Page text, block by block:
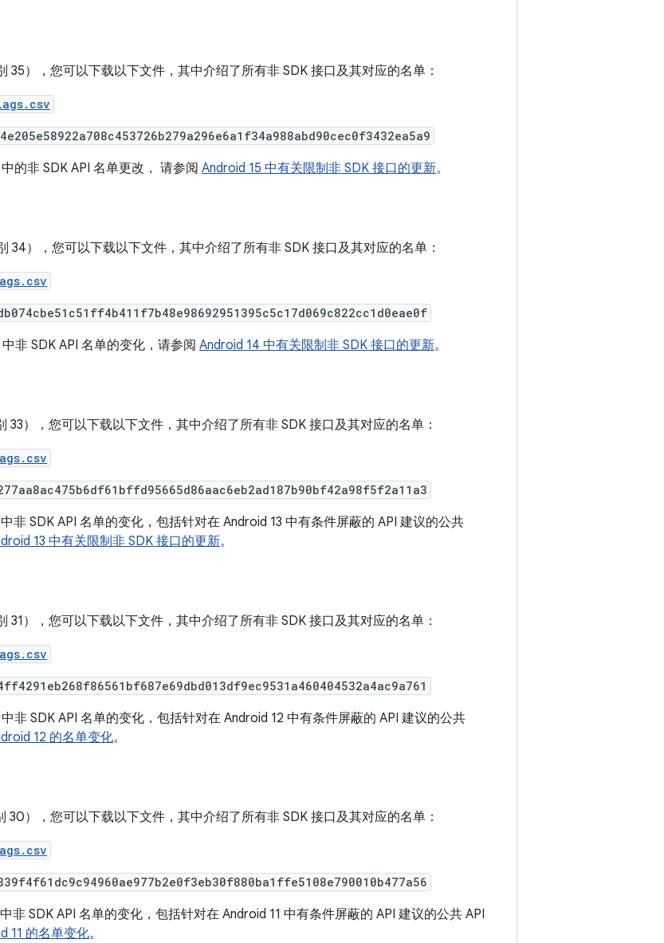
35），您可以下载以下文件，其中介绍了所有非 SDK 接口及其对应的名单：
的非 SDK API 名单更改， 请参阅 Android 15 中有关限制非 SDK 接口的更新。
34），您可以下载以下文件，其中介绍了所有非 SDK 接口及其对应的名单：
非 SDK API 名单的变化，请参阅 Android 14 中有关限制非 SDK 接口的更新。
33），您可以下载以下文件，其中介绍了所有非 SDK 接口及其对应的名单：
非 SDK API 名单的变化，包括针对在 Android 13 中有条件屏蔽的 API 建议的公共
13 中有关限制非 SDK 接口的更新。
31），您可以下载以下文件，其中介绍了所有非 SDK 接口及其对应的名单：
非 SDK API 名单的变化，包括针对在 Android 12 中有条件屏蔽的 API 建议的公共
12 的名单变化。
30），您可以下载以下文件，其中介绍了所有非 SDK 接口及其对应的名单：
非 SDK API 名单的变化，包括针对在 Android 11 中有条件屏蔽的 API 建议的公共 API
11 的名单变化。